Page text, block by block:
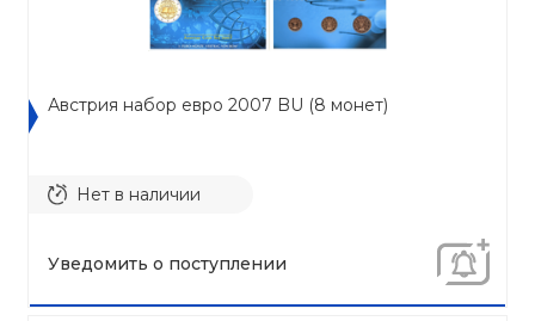
Австрия набор евро 2007 BU (8 монет)
Нет в наличии
Уведомить о поступлении